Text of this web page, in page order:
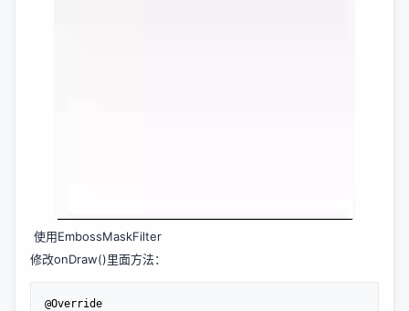
使用EmbossMaskFilter
修改onDraw()里面方法：
@Override